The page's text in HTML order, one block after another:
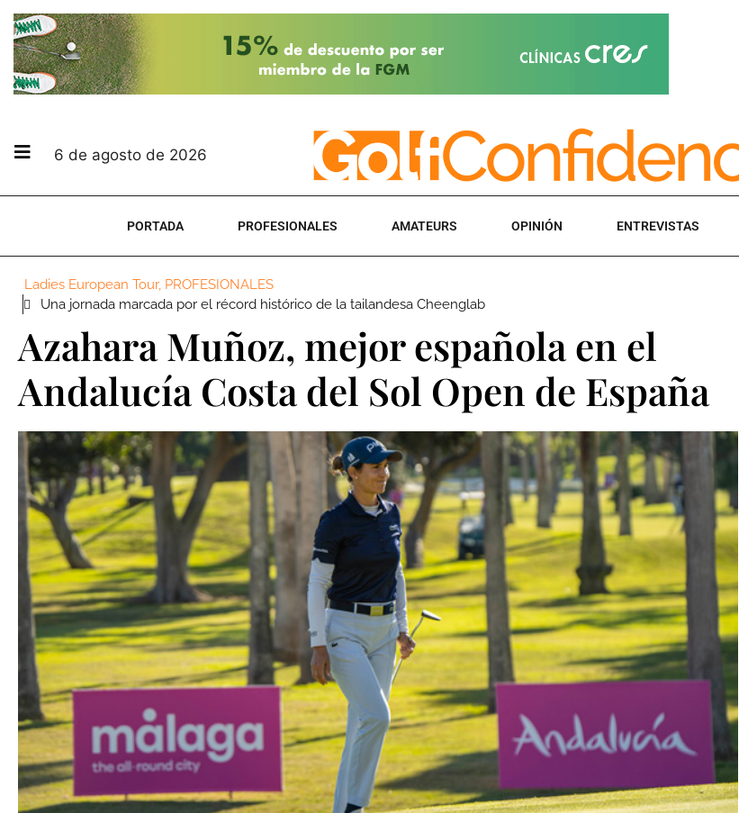
6 de agosto de 2026
PORTADA PROFESIONALES AMATEURS OPINIÓN ENTREVISTAS
Ladies European Tour, PROFESIONALES
Una jornada marcada por el récord histórico de la tailandesa Cheenglab
Azahara Muñoz, mejor española en el
Andalucía Costa del Sol Open de España